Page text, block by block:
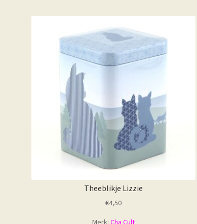
Theeblikje Lizzie
€4,50
Merk: Cha Cult